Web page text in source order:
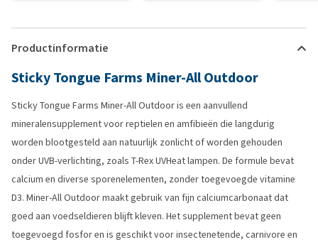
Productinformatie
Sticky Tongue Farms Miner-All Outdoor
Sticky Tongue Farms Miner-All Outdoor is een aanvullend
mineralensupplement voor reptielen en amfibieën die langdurig
worden blootgesteld aan natuurlijk zonlicht of worden gehouden
onder UVB-verlichting, zoals T-Rex UVHeat lampen. De formule bevat
calcium en diverse sporenelementen, zonder toegevoegde vitamine
D3. Miner-All Outdoor maakt gebruik van fijn calciumcarbonaat dat
goed aan voedseldieren blijft kleven. Het supplement bevat geen
toegevoegd fosfor en is geschikt voor insectenetende, carnivore en